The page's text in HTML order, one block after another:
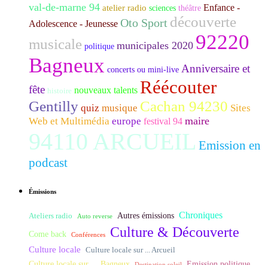
val-de-marne 94 atelier radio sciences théâtre Enfance -
Adolescence - Jeunesse Oto Sport découverte
musicale politique municipales 2020 92220
Bagneux concerts ou mini-live Anniversaire et
fête histoire nouveaux talents Réécouter
Gentilly quiz musique Cachan 94230 Sites
Web et Multimédia europe festival 94 maire
94110 ARCUEIL Emission en
podcast
Émissions
Ateliers radio Auto reverse Autres émissions Chroniques
Come back Conférences Culture & Découverte
Culture locale Culture locale sur ... Arcueil